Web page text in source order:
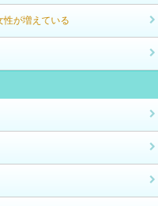
性が増えている